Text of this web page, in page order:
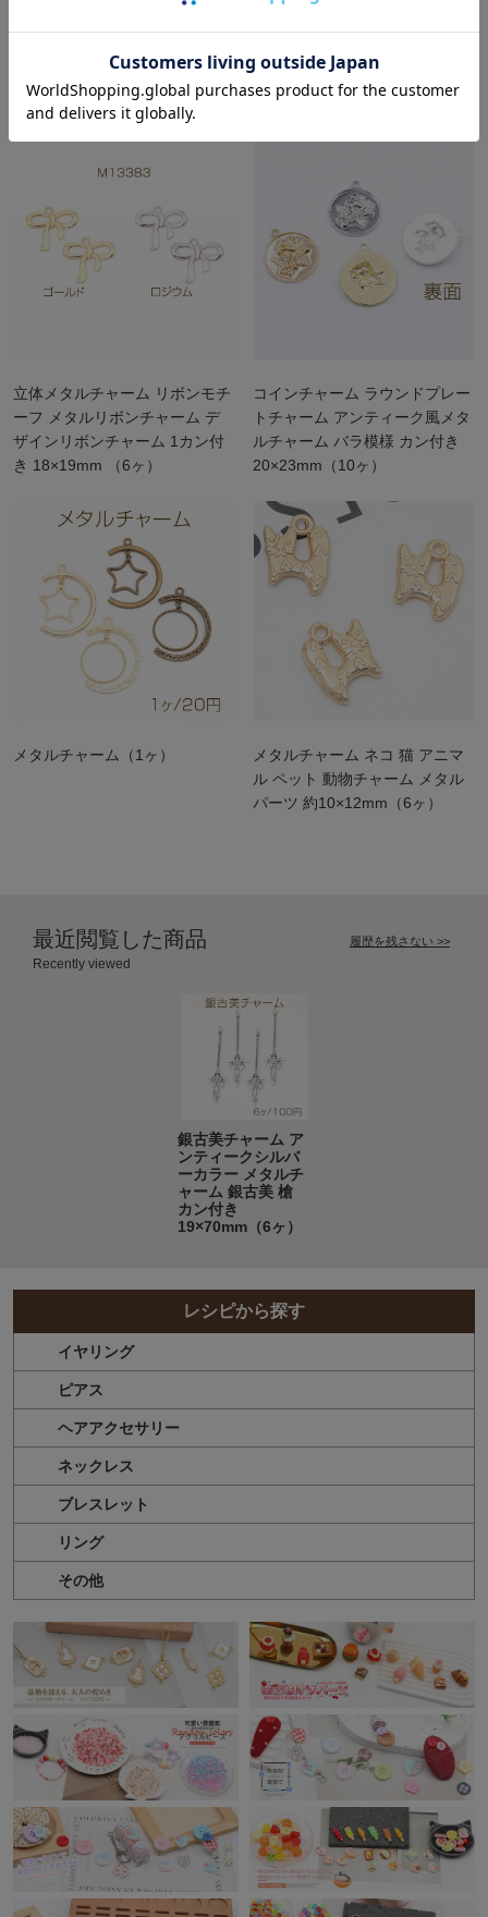
メタルチャーム 樹脂フラワー
石付き 合金製 約17×17mm（2
立体メタルチャーム リボンモチ
ーフ メタルリボンチャーム デ
ザインリボンチャーム 1カン付
き 19×24mm （6ヶ）
立体メタルチャーム リボンモチ
ーフ メタルリボンチャーム デ
ザインリボンチャーム 1カン付
き 18×19mm （6ヶ）
コインチャーム ラウンドプレー
トチャーム アンティーク風メタ
ルチャーム バラ模様 カン付き
20×23mm（10ヶ）
メタルチャーム（1ヶ）
メタルチャーム ネコ 猫 アニマ
ル ペット 動物チャーム メタル
パーツ 約10×12mm（6ヶ）
最近閲覧した商品
Recently viewed
履歴を残さない >>
銀古美チャーム ア
ンティークシルバ
ーカラー メタルチ
ャーム 銀古美 槍
カン付き
19×70mm（6ヶ）
レシピから探す
イヤリング
ピアス
ヘアアクセサリー
ネックレス
ブレスレット
リング
その他